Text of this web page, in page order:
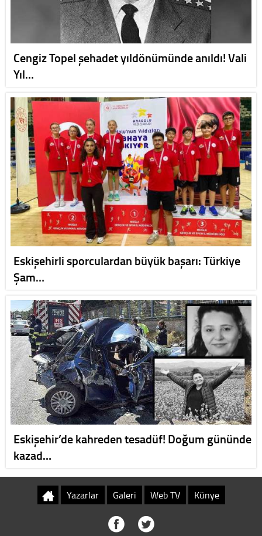
Cengiz Topel şehadet yıldönümünde anıldı! Vali
Yıl…
Eskişehirli sporculardan büyük başarı: Türkiye
Şam…
Eskişehir’de kahreden tesadüf! Doğum gününde
kazad…
Yazarlar Galeri Web TV Künye